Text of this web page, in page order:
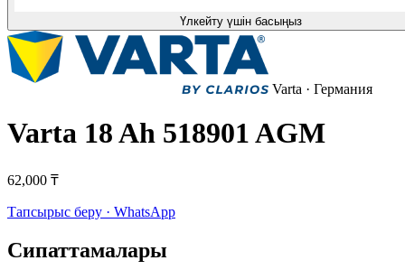
Үлкейту үшін басыңыз
Varta · Германия
Varta 18 Ah 518901 AGM
62,000 ₸
Тапсырыс беру · WhatsApp
Сипаттамалары